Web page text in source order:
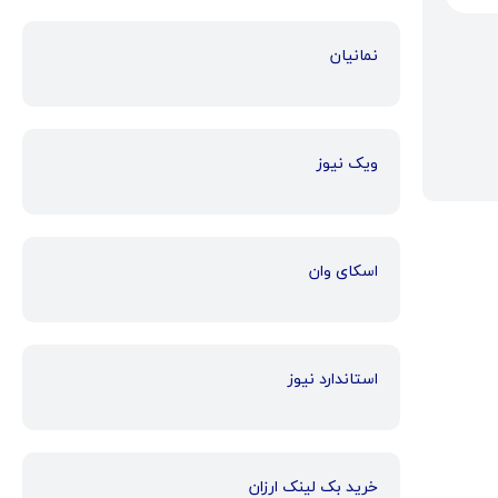
نمانیان
ویک نیوز
اسکای وان
استاندارد نیوز
خرید بک لینک ارزان